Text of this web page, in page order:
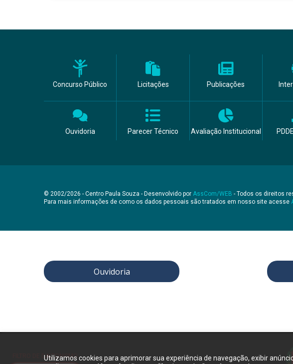
Utilizamos cookies para aprimorar sua experiência de navegação, exibir
FILTRO DE DALTONISMO
Concurso Público Licitações Publicações
Ouvidoria Parecer Técnico Avaliação Institucional
© 2002/2026 - Centro Paula Souza - Desenvolvido por AssCom/WEB - Todos os direitos
Para mais informações de como os dados pessoais são tratados em nosso site acesse
Ouvidoria